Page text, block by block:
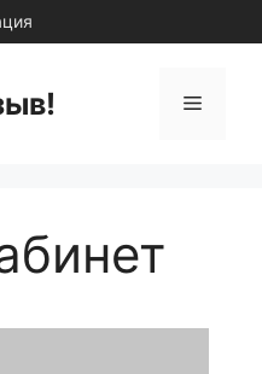
Меню